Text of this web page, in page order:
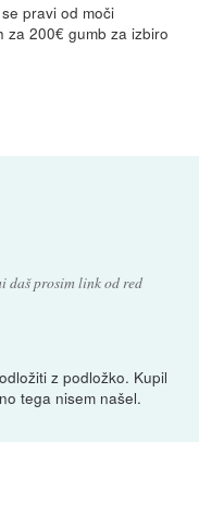
pravi od moči
za 200€ gumb za izbiro
daš prosim link od red
z podložko. Kupil
tega nisem našel.